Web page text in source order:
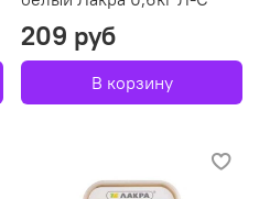
209 руб
В корзину